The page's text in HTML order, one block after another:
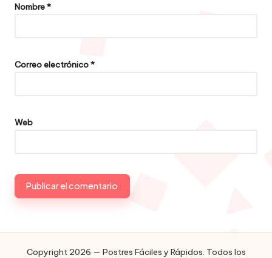
Nombre*
Correo electrónico*
Web
Copyright 2026 — Postres Fáciles y Rápidos. Todos los